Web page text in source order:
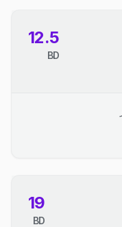
12.5
BD
19
BD